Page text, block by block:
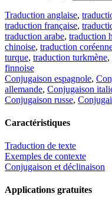
Traduction anglaise,
traduction française,
traduction arabe, traduction
chinoise, traduction
turque, traduction turkmène,
finnoise
Conjugaison espagnole,
allemande, Conjugaison
Conjugaison russe,
Caractéristiques
Traduction de texte
Exemples de contexte
Conjugaison et déclinaison
Applications gratuites